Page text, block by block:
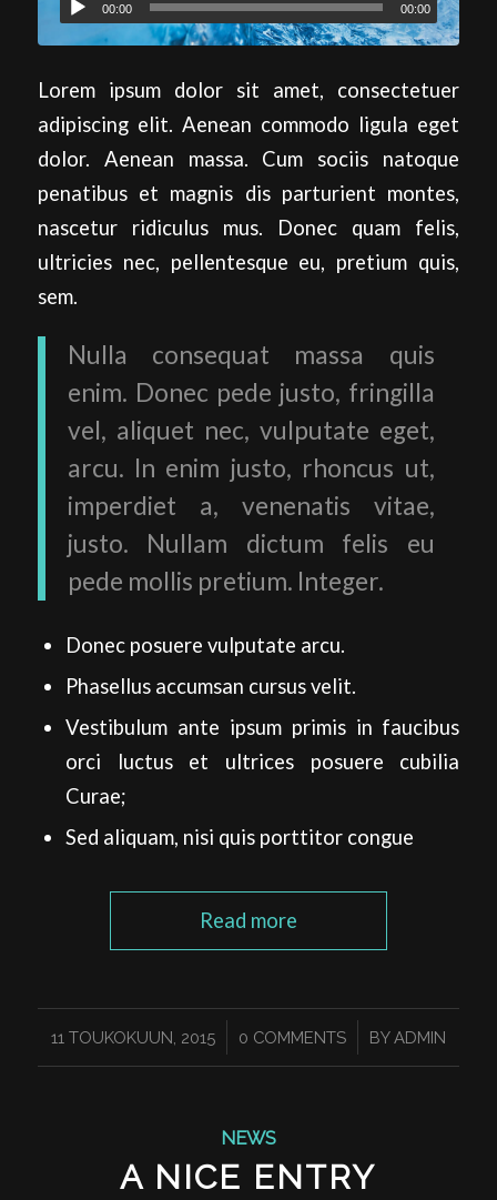
00:00 00:00
Lorem ipsum dolor sit amet, consectetuer
adipiscing elit. Aenean commodo ligula eget
dolor. Aenean massa. Cum sociis natoque
penatibus et magnis dis parturient montes,
nascetur ridiculus mus. Donec quam felis,
ultricies nec, pellentesque eu, pretium quis,
sem.
Nulla consequat massa quis
enim. Donec pede justo, fringilla
vel, aliquet nec, vulputate eget,
arcu. In enim justo, rhoncus ut,
imperdiet a, venenatis vitae,
justo. Nullam dictum felis eu
pede mollis pretium. Integer.
Donec posuere vulputate arcu.
Phasellus accumsan cursus velit.
Vestibulum ante ipsum primis in faucibus
orci luctus et ultrices posuere cubilia
Curae;
Sed aliquam, nisi quis porttitor congue
Read more
11 TOUKOKUUN, 2015
/ 0 COMMENTS
/ BYADMIN
NEWS
A NICE ENTRY